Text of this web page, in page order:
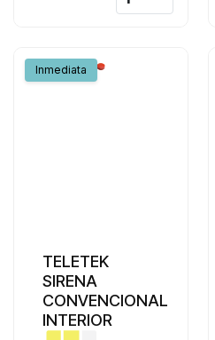
Inmediata
TELETEK
SIRENA
CONVENCIONAL
INTERIOR